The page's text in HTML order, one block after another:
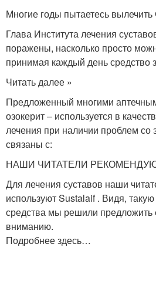
Многие годы пытаетесь
Глава Института лечения
поражены, насколько просто
принимая каждый день средство
Читать далее »
Предложенный многими
озокерит – используется в
лечения при наличии проблем со
связаны с:
НАШИ ЧИТАТЕЛИ
Для лечения суставов наши
используют Sustalaif . Видя,
средства мы решили предложить
вниманию.
Подробнее здесь…